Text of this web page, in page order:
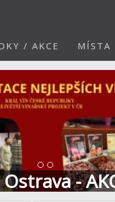
/ AKCE MÍSTA
-